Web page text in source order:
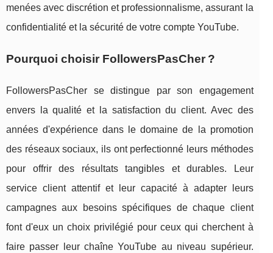
menées avec discrétion et professionnalisme, assurant la
confidentialité et la sécurité de votre compte YouTube.
Pourquoi choisir FollowersPasCher ?
FollowersPasCher se distingue par son engagement
envers la qualité et la satisfaction du client. Avec des
années d'expérience dans le domaine de la promotion
des réseaux sociaux, ils ont perfectionné leurs méthodes
pour offrir des résultats tangibles et durables. Leur
service client attentif et leur capacité à adapter leurs
campagnes aux besoins spécifiques de chaque client
font d'eux un choix privilégié pour ceux qui cherchent à
faire passer leur chaîne YouTube au niveau supérieur.